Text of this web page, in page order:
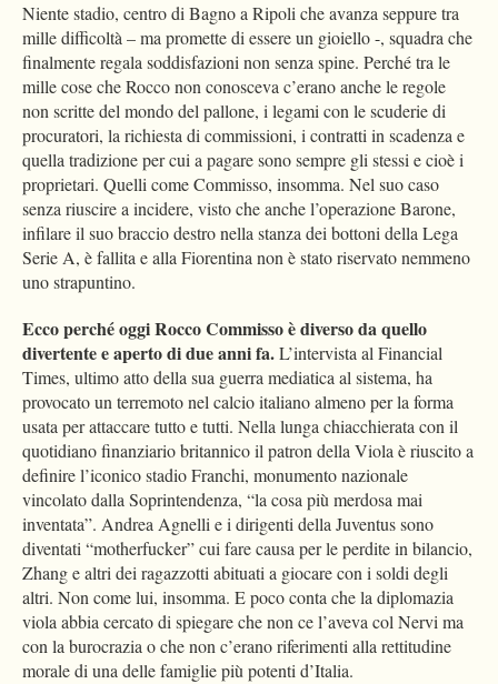
Niente stadio, centro di Bagno a Ripoli che avanza seppure tra
mille difficoltà – ma promette di essere un gioiello -, squadra che
finalmente regala soddisfazioni non senza spine. Perché tra le
mille cose che Rocco non conosceva c’erano anche le regole
non scritte del mondo del pallone, i legami con le scuderie di
procuratori, la richiesta di commissioni, i contratti in scadenza e
quella tradizione per cui a pagare sono sempre gli stessi e cioè i
proprietari. Quelli come Commisso, insomma. Nel suo caso
senza riuscire a incidere, visto che anche l’operazione Barone,
infilare il suo braccio destro nella stanza dei bottoni della Lega
Serie A, è fallita e alla Fiorentina non è stato riservato nemmeno
uno strapuntino.
Ecco perché oggi Rocco Commisso è diverso da quello
divertente e aperto di due anni fa.L’intervista al Financial
Times, ultimo atto della sua guerra mediatica al sistema, ha
provocato un terremoto nel calcio italiano almeno per la forma
usata per attaccare tutto e tutti. Nella lunga chiacchierata con il
quotidiano finanziario britannico il patron della Viola è riuscito a
definire l’iconico stadio Franchi, monumento nazionale
vincolato dalla Soprintendenza, “la cosa più merdosa mai
inventata”. Andrea Agnelli e i dirigenti della Juventus sono
diventati “motherfucker” cui fare causa per le perdite in bilancio,
Zhang e altri dei ragazzotti abituati a giocare con i soldi degli
altri. Non come lui, insomma. E poco conta che la diplomazia
viola abbia cercato di spiegare che non ce l’aveva col Nervi ma
con la burocrazia o che non c’erano riferimenti alla rettitudine
morale di una delle famiglie più potenti d’Italia.